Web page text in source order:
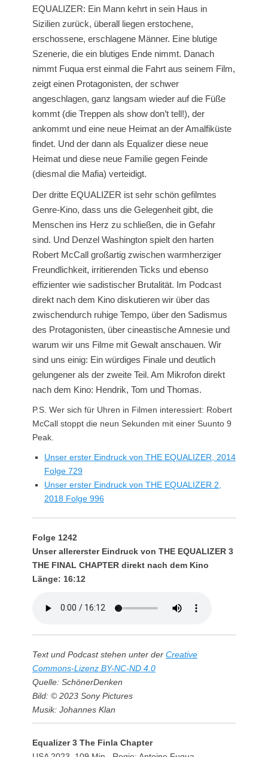
EQUALIZER: Ein Mann kehrt in sein Haus in
Sizilien zurück, überall liegen erstochene,
erschossene, erschlagene Männer. Eine blutige
Szenerie, die ein blutiges Ende nimmt. Danach
nimmt Fuqua erst einmal die Fahrt aus seinem Film,
zeigt einen Protagonisten, der schwer
angeschlagen, ganz langsam wieder auf die Füße
kommt (die Treppen als show don’t tell!), der
ankommt und eine neue Heimat an der Amalfiküste
findet. Und der dann als Equalizer diese neue
Heimat und diese neue Familie gegen Feinde
(diesmal die Mafia) verteidigt.
Der dritte EQUALIZER ist sehr schön gefilmtes
Genre-Kino, dass uns die Gelegenheit gibt, die
Menschen ins Herz zu schließen, die in Gefahr
sind. Und Denzel Washington spielt den harten
Robert McCall großartig zwischen warmherziger
Freundlichkeit, irritierenden Ticks und ebenso
effizienter wie sadistischer Brutalität. Im Podcast
direkt nach dem Kino diskutieren wir über das
zwischendurch ruhige Tempo, über den Sadismus
des Protagonisten, über cineastische Amnesie und
warum wir uns Filme mit Gewalt anschauen. Wir
sind uns einig: Ein würdiges Finale und deutlich
gelungener als der zweite Teil. Am Mikrofon direkt
nach dem Kino: Hendrik, Tom und Thomas.
P.S. Wer sich für Uhren in Filmen interessiert: Robert
McCall stoppt die neun Sekunden mit einer Suunto 9
Peak.
Unser erster Eindruck von THE EQUALIZER, 2014
Folge 729
Unser erster Eindruck von THE EQUALIZER 2,
2018 Folge 996
Folge 1242
Unser allererster Eindruck von THE EQUALIZER 3
THE FINAL CHAPTER direkt nach dem Kino
Länge: 16:12
Text und Podcast stehen unter der Creative
Commons-Lizenz BY-NC-ND 4.0
Quelle: SchönerDenken
Bild: © 2023 Sony Pictures
Musik: Johannes Klan
Equalizer 3 The Finla Chapter